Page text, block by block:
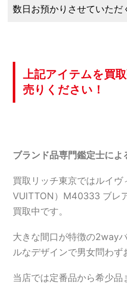
数日お預かりさせていただ
上記アイテムを買
売りください！
ブランド品専門鑑定士によ
買取リッチ東京ではルイヴ
VUITTON）M40333 ブレ
買取中です。
大きな間口が特徴の2way
ルなデザインで男女問わず
当店では定番品から希少品